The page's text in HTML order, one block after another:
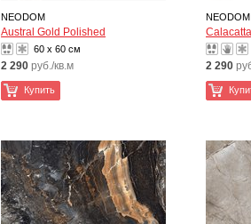
NEODOM
Austral Gold Polished
60 x 60 см
2 290 руб./кв.м
Купить
NEODOM
2 290